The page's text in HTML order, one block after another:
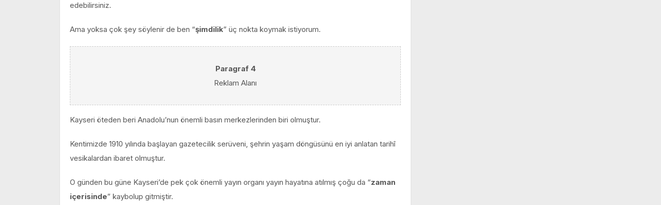
edebilirsiniz.
Ama yoksa çok şey söylenir de ben “şimdilik” üç nokta koymak istiyorum.
Paragraf 4
Reklam Alanı
Kayseri öteden beri Anadolu’nun önemli basın merkezlerinden biri olmuştur.
Kentimizde 1910 yılında başlayan gazetecilik serüveni, şehrin yaşam döngüsünü en iyi anlatan tarihî
vesikalardan ibaret olmuştur.
O günden bu güne Kayseri’de pek çok önemli yayın organı yayın hayatına atılmış çoğu da “zaman
içerisinde” kaybolup gitmiştir.